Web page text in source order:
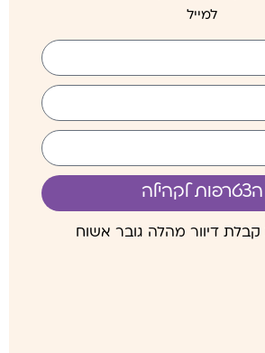
למייל
דיוור מהלה גובר אשוח
הצטרפות לקהילה